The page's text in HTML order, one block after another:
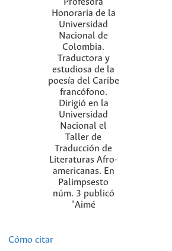
Honoraria de la
Universidad
Nacional de
Colombia.
Traductora y
estudiosa de la
poesía del Caribe
francófono.
Dirigió en la
Universidad
Nacional el
Taller de
Traducción de
Literaturas Afro-
americanas. En
Palimpsesto
núm. 3 publicó
"Aimé
Cómo citar